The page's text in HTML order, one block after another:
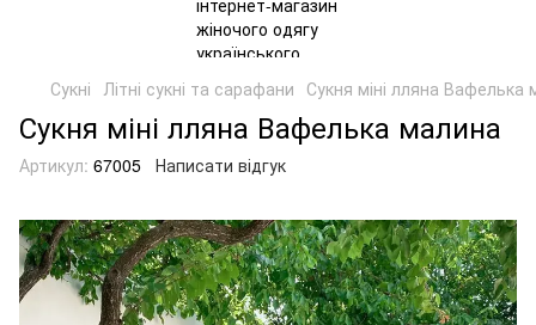
Сукні Літні сукні та сарафани Сукня міні лляна Вафелька
Сукня міні лляна Вафелька малина
Артикул: 67005 Написати відгук